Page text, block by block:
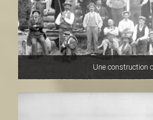
Une construction